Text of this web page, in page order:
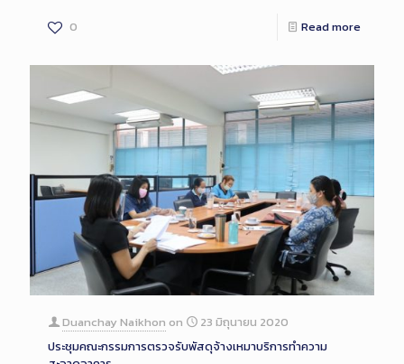
0 Read more
Duanchay Naikhon on
23 มิถุนายน 2020
ประชุมคณะกรรมการตรวจรับพัสดุจ้างเหมาบริการทำความ